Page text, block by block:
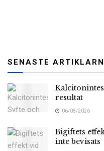
SENASTE
resultat
06/08/2026
Bigiftets
inte bevisats